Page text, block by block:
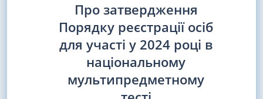
Про затвердження
Порядку реєстрації осіб
для участі у 2024 році в
національному
мультипредметному